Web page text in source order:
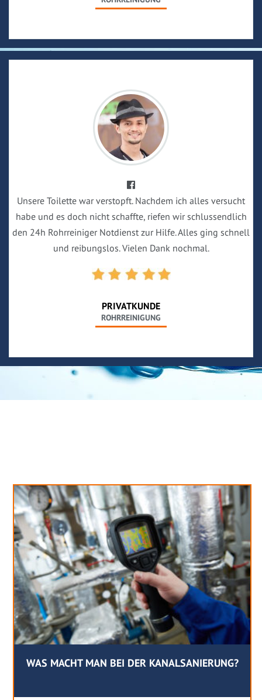
Unsere Toilette war verstopft. Nachdem ich alles versucht
habe und es doch nicht schaffte, riefen wir schlussendlich
den 24h Rohrreiniger Notdienst zur Hilfe. Alles ging schnell
und reibungslos. Vielen Dank nochmal.
PRIVATKUNDE
ROHRREINIGUNG
WAS MACHT MAN BEI DER KANALSANIERUNG?